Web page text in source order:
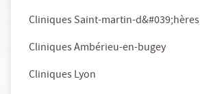
Cliniques Saint-martin-d&#039;hères
Cliniques Ambérieu-en-bugey
Cliniques Lyon